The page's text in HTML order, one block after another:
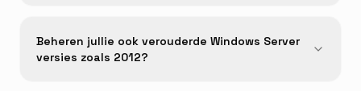
Beheren jullie ook verouderde Windows Server
versies zoals 2012?